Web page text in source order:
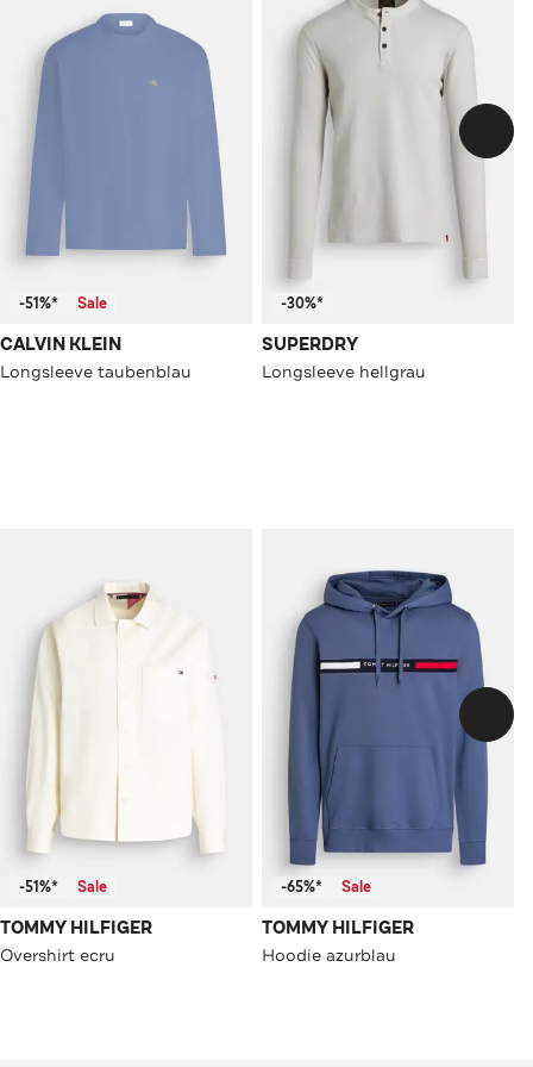
-51%* Sale
CALVIN KLEIN
Longsleeve taubenblau
-30%*
SUPERDRY
Longsleeve hellgrau
-51%* Sale
TOMMY HILFIGER
Overshirt ecru
-65%* Sale
TOMMY HILFIGER
Hoodie azurblau